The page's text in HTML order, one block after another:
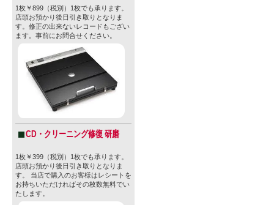
1枚￥899（税別）1枚でも承ります。
店頭お預かり後日引き取りとなりま
す。修正の出来ないレコードもござい
ます。事前にお問合せください。
CD・クリーニング修復 研磨
1枚￥399（税別）1枚でも承ります。
店頭お預かり後日引き取りとなりま
す。 当店で購入のお客様はレシートを
お持ちいただければその枚数無料でい
たします。